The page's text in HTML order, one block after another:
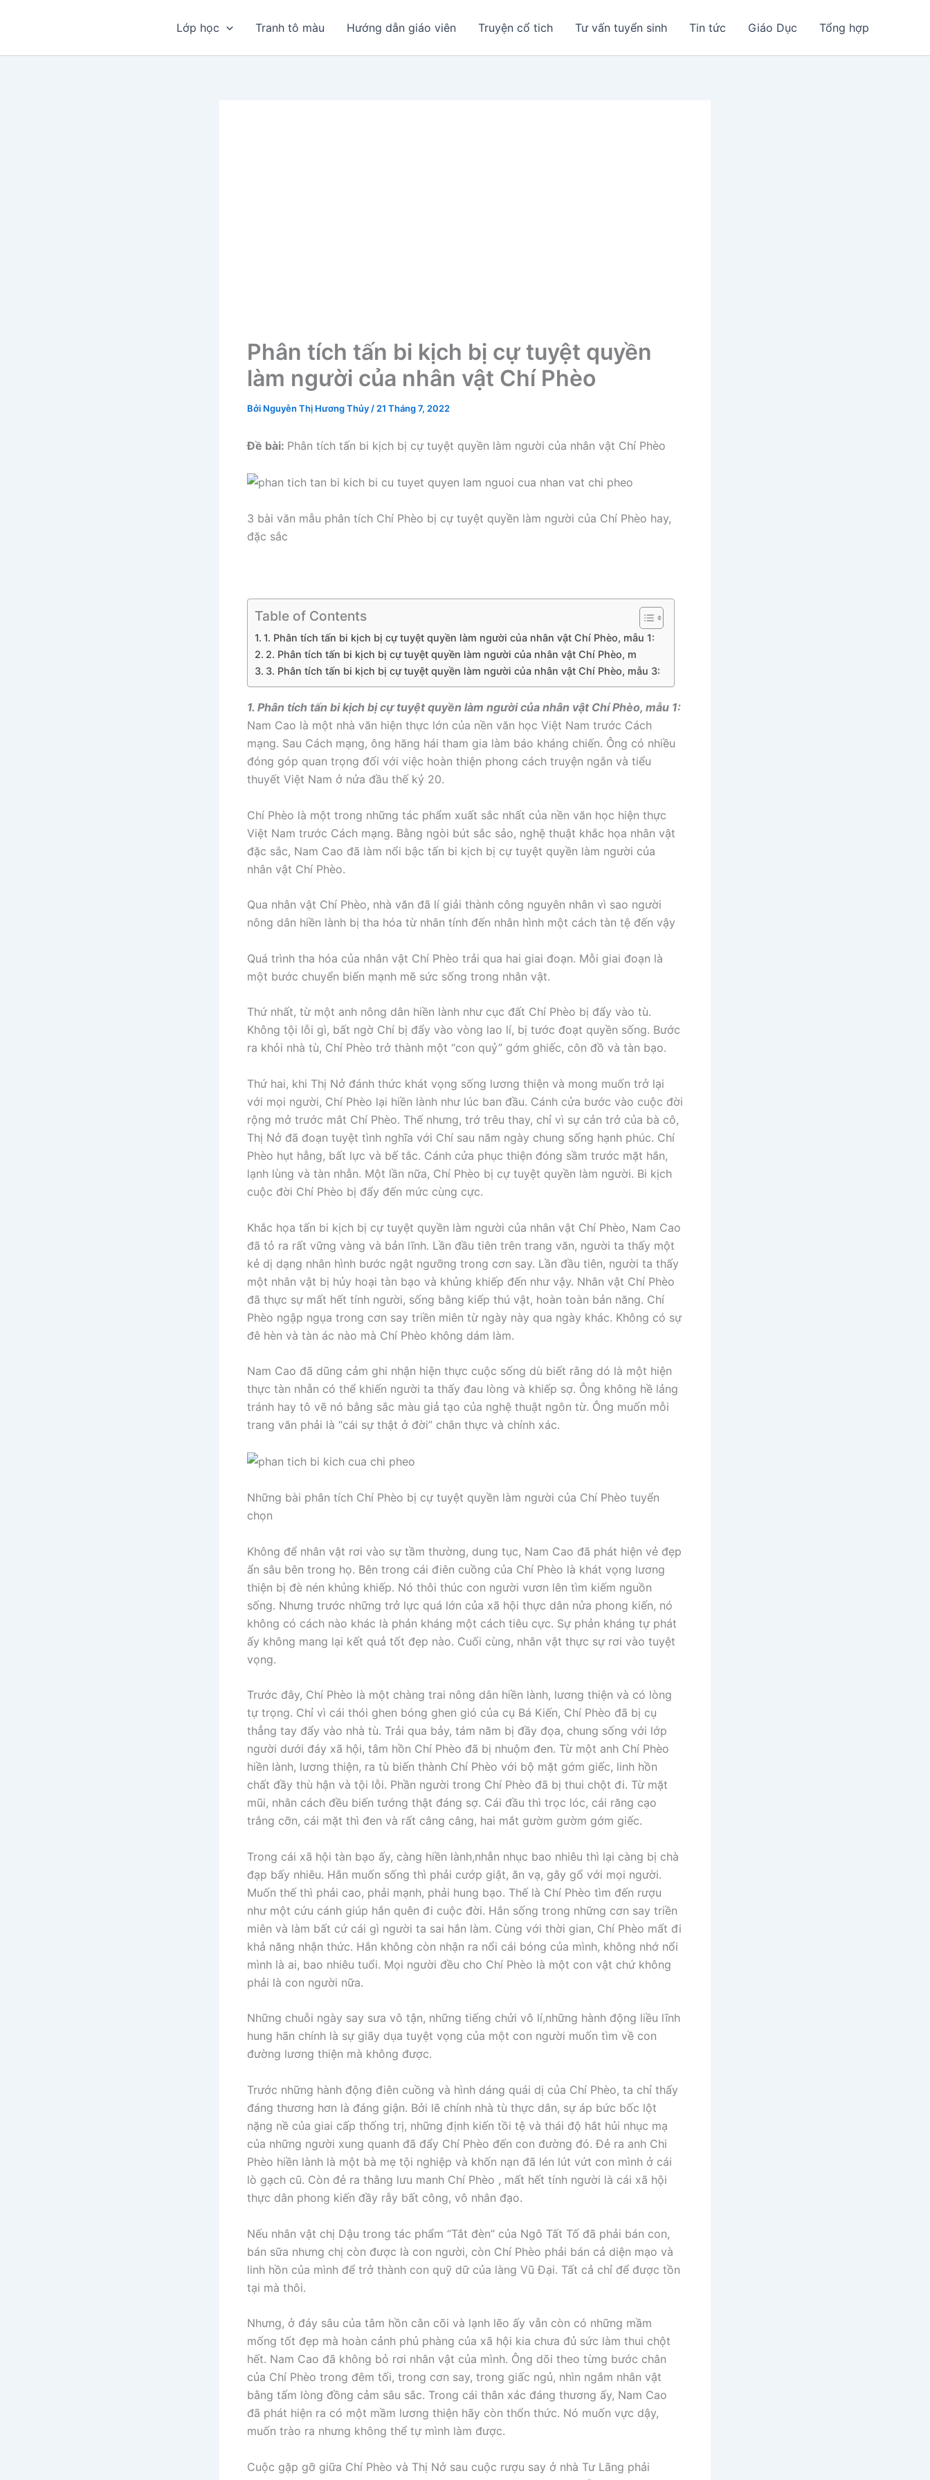
Lớp học Tranh tô màu Hướng dẫn giáo viên Truyện cổ tich Tư vấn tuyển sinh Tin tức Giáo Dục Tổng hợp
Phân tích tấn bi kịch bị cự tuyệt quyền
làm người của nhân vật Chí Phèo
Bởi Nguyễn Thị Hương Thủy / 21 Tháng 7, 2022
Đề bài: Phân tích tấn bi kịch bị cự tuyệt quyền làm người của nhân vật Chí Phèo
3 bài văn mẫu phân tích Chí Phèo bị cự tuyệt quyền làm người của Chí Phèo hay,
đặc sắc
Table of Contents
1. Phân tích tấn bi kịch bị cự tuyệt quyền làm người của nhân vật Chí Phèo, mẫu 1:
2. Phân tích tấn bi kịch bị cự tuyệt quyền làm người của nhân vật Chí Phèo, m
3. Phân tích tấn bi kịch bị cự tuyệt quyền làm người của nhân vật Chí Phèo, mẫu 3:
1. Phân tích tấn bi kịch bị cự tuyệt quyền làm người của nhân vật Chí Phèo, mẫu 1:
Nam Cao là một nhà văn hiện thực lớn của nền văn học Việt Nam trước Cách
mạng. Sau Cách mạng, ông hăng hái tham gia làm báo kháng chiến. Ông có nhiều
đóng góp quan trọng đối với việc hoàn thiện phong cách truyện ngắn và tiểu
thuyết Việt Nam ở nửa đầu thế kỷ 20.
Chí Phèo là một trong những tác phẩm xuất sắc nhất của nền văn học hiện thực
Việt Nam trước Cách mạng. Bằng ngòi bút sắc sảo, nghệ thuật khắc họa nhân vật
đặc sắc, Nam Cao đã làm nổi bậc tấn bi kịch bị cự tuyệt quyền làm người của
nhân vật Chí Phèo.
Qua nhân vật Chí Phèo, nhà văn đã lí giải thành công nguyên nhân vì sao người
nông dân hiền lành bị tha hóa từ nhân tính đến nhân hình một cách tàn tệ đến vậy
Quá trình tha hóa của nhân vật Chí Phèo trải qua hai giai đoạn. Mỗi giai đoạn là
một bước chuyển biến mạnh mẽ sức sống trong nhân vật.
Thứ nhất, từ một anh nông dân hiền lành như cục đất Chí Phèo bị đẩy vào tù.
Không tội lỗi gì, bất ngờ Chí bị đẩy vào vòng lao lí, bị tước đoạt quyền sống. Bước
ra khỏi nhà tù, Chí Phèo trở thành một “con quỷ” gớm ghiếc, côn đồ và tàn bạo.
Thứ hai, khi Thị Nở đánh thức khát vọng sống lương thiện và mong muốn trở lại
với mọi người, Chí Phèo lại hiền lành như lúc ban đầu. Cánh cửa bước vào cuộc đời
rộng mở trước mắt Chí Phèo. Thế nhưng, trớ trêu thay, chỉ vì sự cản trở của bà cô,
Thị Nở đã đoạn tuyệt tình nghĩa với Chí sau năm ngày chung sống hạnh phúc. Chí
Phèo hụt hẫng, bất lực và bế tắc. Cánh cửa phục thiện đóng sầm trước mặt hắn,
lạnh lùng và tàn nhẫn. Một lần nữa, Chí Phèo bị cự tuyệt quyền làm người. Bi kịch
cuộc đời Chí Phèo bị đẩy đến mức cùng cực.
Khắc họa tấn bi kịch bị cự tuyệt quyền làm người của nhân vật Chí Phèo, Nam Cao
đã tỏ ra rất vững vàng và bản lĩnh. Lần đầu tiên trên trang văn, người ta thấy một
kẻ dị dạng nhân hình bước ngật ngưỡng trong cơn say. Lần đầu tiên, người ta thấy
một nhân vật bị hủy hoại tàn bạo và khủng khiếp đến như vậy. Nhân vật Chí Phèo
đã thực sự mất hết tính người, sống bằng kiếp thú vật, hoàn toàn bản năng. Chí
Phèo ngập ngụa trong cơn say triền miên từ ngày này qua ngày khác. Không có sự
đê hèn và tàn ác nào mà Chí Phèo không dám làm.
Nam Cao đã dũng cảm ghi nhận hiện thực cuộc sống dù biết rằng dó là một hiện
thực tàn nhẫn có thể khiến người ta thấy đau lòng và khiếp sợ. Ông không hề lảng
tránh hay tô vẽ nó bằng sắc màu giả tạo của nghệ thuật ngôn từ. Ông muốn mỗi
trang văn phải là “cái sự thật ở đời” chân thực và chính xác.
Những bài phân tích Chí Phèo bị cự tuyệt quyền làm người của Chí Phèo tuyển
chọn
Không để nhân vật rơi vào sự tầm thường, dung tục, Nam Cao đã phát hiện vẻ đẹp
ẩn sâu bên trong họ. Bên trong cái điên cuồng của Chí Phèo là khát vọng lương
thiện bị đè nén khủng khiếp. Nó thôi thúc con người vươn lên tìm kiếm nguồn
sống. Nhưng trước những trở lực quá lớn của xã hội thực dân nửa phong kiến, nó
không có cách nào khác là phản kháng một cách tiêu cực. Sự phản kháng tự phát
ấy không mang lại kết quả tốt đẹp nào. Cuối cùng, nhân vật thực sự rơi vào tuyệt
vọng.
Trước đây, Chí Phèo là một chàng trai nông dân hiền lành, lương thiện và có lòng
tự trọng. Chỉ vì cái thói ghen bóng ghen gió của cụ Bá Kiến, Chí Phèo đã bị cụ
thẳng tay đẩy vào nhà tù. Trải qua bảy, tám năm bị đầy đọa, chung sống với lớp
người dưới đáy xã hội, tâm hồn Chí Phèo đã bị nhuộm đen. Từ một anh Chí Phèo
hiền lành, lương thiện, ra tù biến thành Chí Phèo với bộ mặt gớm giếc, linh hồn
chất đầy thù hận và tội lỗi. Phần người trong Chí Phèo đã bị thui chột đi. Từ mặt
mũi, nhân cách đều biến tướng thật đáng sợ. Cái đầu thì trọc lóc, cái răng cạo
trắng cỡn, cái mặt thì đen và rất câng câng, hai mắt gườm gườm gớm giếc.
Trong cái xã hội tàn bạo ấy, càng hiền lành,nhẫn nhục bao nhiêu thì lại càng bị chà
đạp bấy nhiêu. Hắn muốn sống thì phải cướp giật, ăn vạ, gây gổ với mọi người.
Muốn thế thì phải cao, phải mạnh, phải hung bạo. Thế là Chí Phèo tìm đến rượu
như một cứu cánh giúp hắn quên đi cuộc đời. Hắn sống trong những cơn say triền
miên và làm bất cứ cái gì người ta sai hắn làm. Cùng với thời gian, Chí Phèo mất đi
khả năng nhận thức. Hắn không còn nhận ra nổi cái bóng của mình, không nhớ nổi
mình là ai, bao nhiêu tuổi. Mọi người đều cho Chí Phèo là một con vật chứ không
phải là con người nữa.
Những chuỗi ngày say sưa vô tận, những tiếng chửi vô lí,những hành động liều lĩnh
hung hãn chính là sự giãy dụa tuyệt vọng của một con người muốn tìm về con
đường lương thiện mà không được.
Trước những hành động điên cuồng và hình dáng quái dị của Chí Phèo, ta chỉ thấy
đáng thương hơn là đáng giận. Bởi lẽ chính nhà tù thực dân, sự áp bức bốc lột
nặng nề của giai cấp thống trị, những định kiến tồi tệ và thái độ hắt hủi nhục mạ
của những người xung quanh đã đẩy Chí Phèo đến con đường đó. Đẻ ra anh Chi
Phèo hiền lành là một bà mẹ tội nghiệp và khốn nạn đã lén lút vứt con mình ở cái
lò gạch cũ. Còn đẻ ra thằng lưu manh Chí Phèo , mất hết tính người là cái xã hội
thực dân phong kiến đầy rẫy bất công, vô nhân đạo.
Nếu nhân vật chị Dậu trong tác phẩm “Tắt đèn” của Ngô Tất Tố đã phải bán con,
bán sữa nhưng chị còn được là con người, còn Chí Phèo phải bán cả diện mạo và
linh hồn của mình để trở thành con quỹ dữ của làng Vũ Đại. Tất cả chỉ để được tồn
tại mà thôi.
Nhưng, ở đáy sâu của tâm hồn cằn cõi và lạnh lẽo ấy vẫn còn có những mầm
mống tốt đẹp mà hoàn cảnh phủ phàng của xã hội kia chưa đủ sức làm thui chột
hết. Nam Cao đã không bỏ rơi nhân vật của mình. Ông dõi theo từng bước chân
của Chí Phèo trong đêm tối, trong cơn say, trong giấc ngủ, nhìn ngắm nhân vật
bằng tấm lòng đồng cảm sâu sắc. Trong cái thân xác đáng thương ấy, Nam Cao
đã phát hiện ra có một mầm lương thiện hãy còn thổn thức. Nó muốn vực dậy,
muốn trào ra nhưng không thể tự mình làm được.
Cuộc gặp gỡ giữa Chí Phèo và Thị Nở sau cuộc rượu say ở nhà Tư Lãng phải